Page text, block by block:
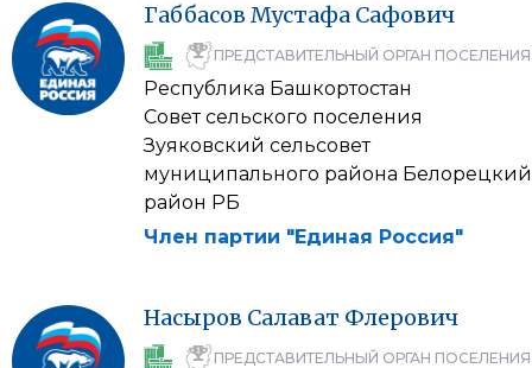
Габбасов Мустафа Сафович
ПРЕДСТАВИТЕЛЬНЫЙ ОРГАН ПОСЕЛЕНИЯ
Республика Башкортостан
Совет сельского поселения
Зуяковский сельсовет
муниципального района Белорецкий
район РБ
Член партии "Единая Россия"
Насыров Салават Флерович
ПРЕДСТАВИТЕЛЬНЫЙ ОРГАН ПОСЕЛЕНИЯ